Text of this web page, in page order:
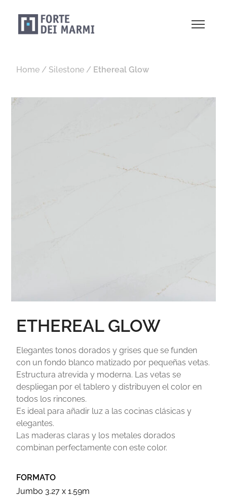
Home / Silestone / Ethereal Glow
ETHEREAL GLOW
Elegantes tonos dorados y grises que se funden
con un fondo blanco matizado por pequeñas vetas.
Estructura atrevida y moderna. Las vetas se
despliegan por el tablero y distribuyen el color en
todos los rincones.
Es ideal para añadir luz a las cocinas clásicas y
elegantes.
Las maderas claras y los metales dorados
combinan perfectamente con este color.
FORMATO
Jumbo 3.27 x 1.59m